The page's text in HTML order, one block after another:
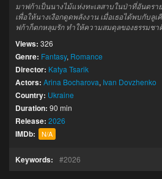
มาฟก้าเป็นนางไม้แห่งทะเลสาบในป่าที่อันตรา
เพื่อให้นางเงือกดูดพลังงาน เมื่อเธอได้พบกับลู
ฟก้าก็ตกหลุมรัก ทำให้ความสมดุลของธรรมชา
Views: 326
Genre: Fantasy, Romance
Director: Katya Tsarik
Actors: Arina Bocharova, Ivan Dovzhenko
Country: Ukraine
Duration: 90 min
Release: 2026
IMDb: N/A
Keywords: 2026